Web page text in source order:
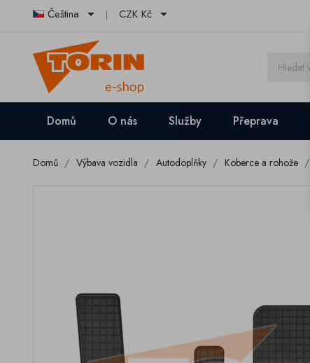
Čeština  CZK Kč 
Domů O nás Služby Přeprava
Domů Výbava vozidla Autodoplňky Koberce a rohože